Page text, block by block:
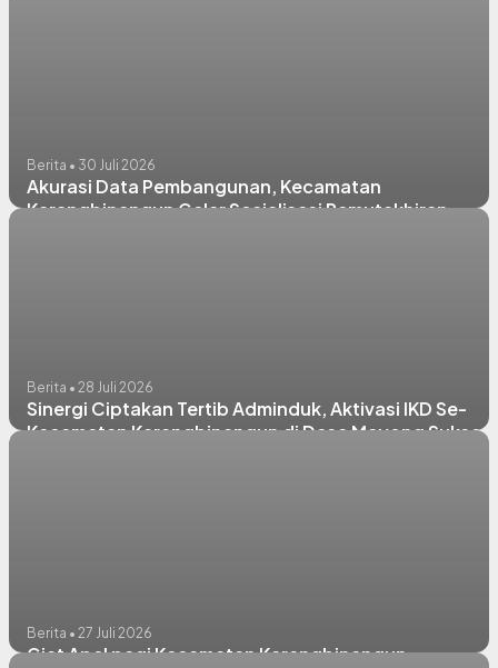
Berita • 30 Juli 2026
Akurasi Data Pembangunan, Kecamatan
Karangbinangun Gelar Sosialisasi Pemutakhiran
Berita • 28 Juli 2026
Sinergi Ciptakan Tertib Adminduk, Aktivasi IKD Se-
Kecamatan Karangbinangun di Desa Mayong Sukses
Berita • 27 Juli 2026
Giat Apel pagi Kecamatan Karangbinangun